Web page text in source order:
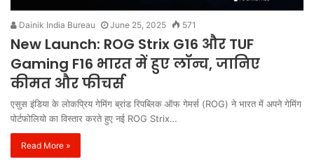
Dainik India Bureau June 25, 2025 571
New Launch: ROG Strix G16 और TUF
Gaming F16 भारत में हुए लॉन्च, जानिए
कीमत और फीचर्स
एसुस इंडिया के लोकप्रिय गेमिंग ब्रांड रिपब्लिक ऑफ गेमर्स (ROG) ने भारत में अपने गेमिंग
पोर्टफोलियो का विस्तार करते हुए नई ROG Strix…
Read More »